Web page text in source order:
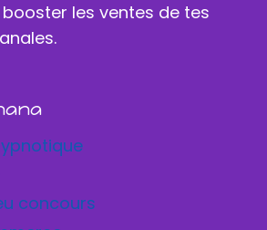
les ventes de tes
concours